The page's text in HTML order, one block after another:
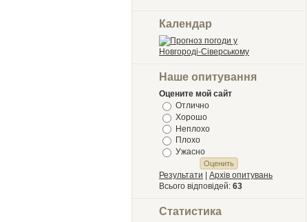
Календар
Наше опитування
Оцените мой сайт
Отлично
Хорошо
Неплохо
Плохо
Ужасно
Результати
Архів опитувань
Всього відповідей: 63
Статистика